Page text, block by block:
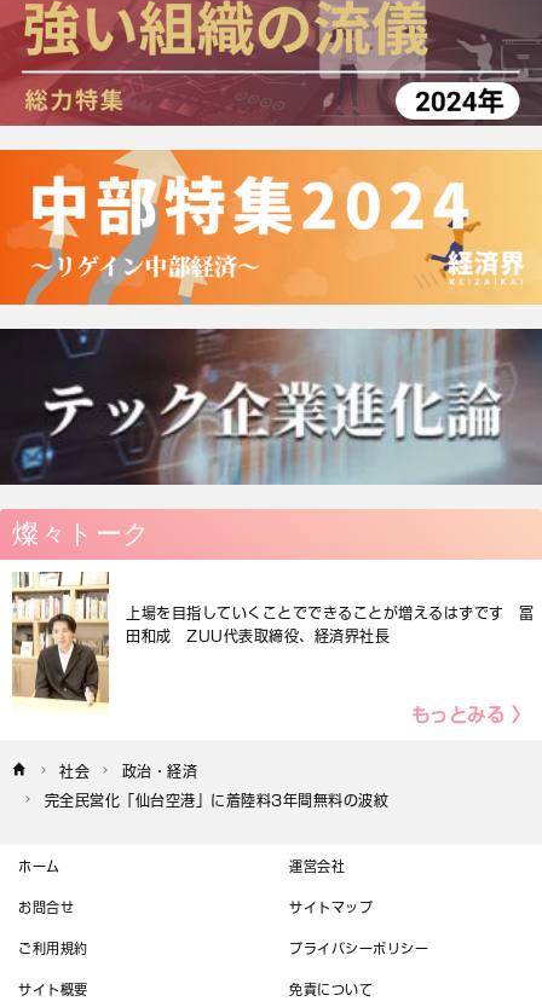
燦々トーク
上場を目指していくことでできることが増えるはずです 冨
田和成 ZUU代表取締役、経済界社長
もっとみる 〉
社会
政治・経済
完全民営化「仙台空港」に着陸料3年間無料の波紋
ホーム 運営会社
お問合せ サイトマップ
ご利用規約 プライバシーポリシー
サイト概要 免責について